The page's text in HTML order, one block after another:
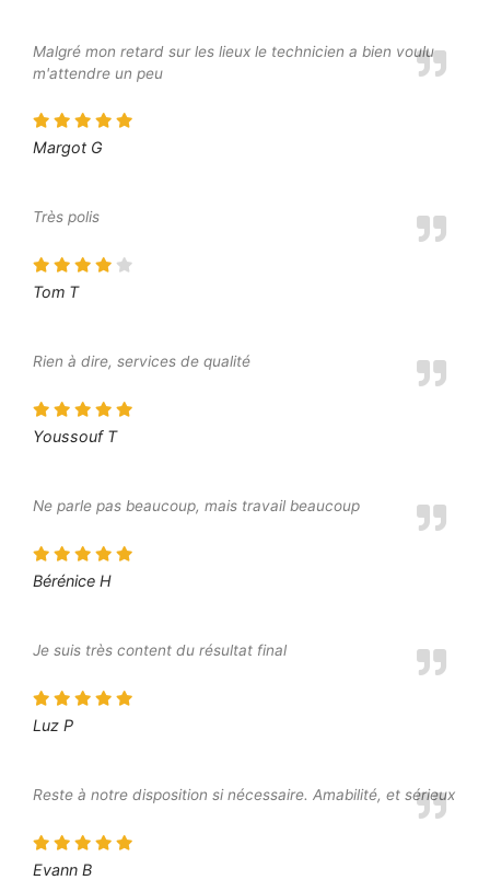
Malgré mon retard sur les lieux le technicien a bien voulu
m'attendre un peu
Margot G
Très polis
Tom T
Rien à dire, services de qualité
Youssouf T
Ne parle pas beaucoup, mais travail beaucoup
Bérénice H
Je suis très content du résultat final
Luz P
Reste à notre disposition si nécessaire. Amabilité, et sérieux
Evann B